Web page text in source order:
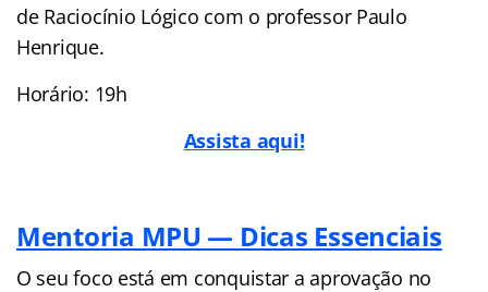
de Raciocínio Lógico com o professor Paulo
Henrique.
Horário: 19h
Assista aqui!
Mentoria MPU — Dicas Essenciais
O seu foco está em conquistar a aprovação no